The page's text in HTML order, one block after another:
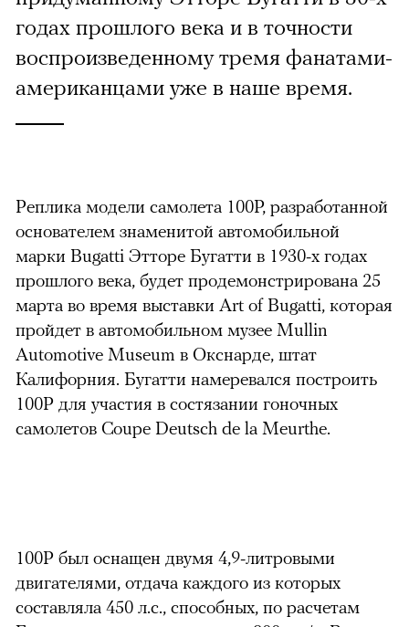
годах прошлого века и в точности
воспроизведенному тремя фанатами-
американцами уже в наше время.
Реплика модели самолета 100P, разработанной
основателем знаменитой автомобильной
марки Bugatti Этторе Бугатти в 1930-х годах
прошлого века, будет продемонстрирована 25
марта во время выставки Art of Bugatti, которая
пройдет в автомобильном музее Mullin
Automotive Museum в Окснарде, штат
Калифорния. Бугатти намеревался построить
100P для участия в состязании гоночных
самолетов Coupe Deutsch de la Meurthe.
можно через
100Р был оснащен двумя 4,9-литровыми
двигателями, отдача каждого из которых
составляла 450 л.с., способных, по расчетам